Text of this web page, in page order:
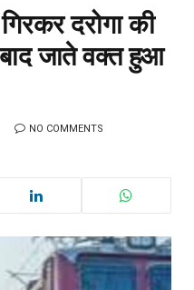
दरोगा की
जाते वक्त हुआ
NO COMMENTS